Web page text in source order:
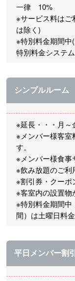
一律 10%
※サービス料はご
は除く)
※特別料金期間中
特別料金システ
シンプルルーム
※延長・・・月～
※メンバー様客室
す。
※メンバー様食事
※飲み放題のご利
※割引券・クーポ
※客室内の設置物
※特別料金期間中
間）は土曜日料
平日メンバー割